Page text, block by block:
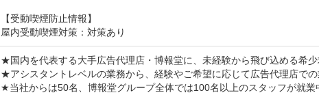
【受動喫煙防止情報】
屋内受動喫煙対策：対策あり
★国内を代表する大手広告代理店・博報堂に、未経験から飛び込める希少
★アシスタントレベルの業務から、経験やご希望に応じて広告代理店で
★当社からは50名、博報堂グループ全体では100名以上のスタッフが就業